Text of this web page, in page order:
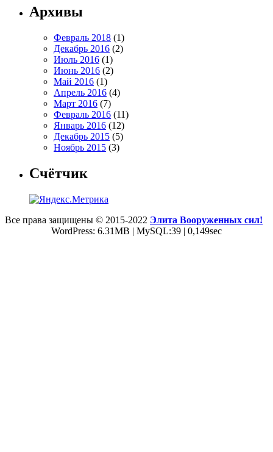
Архивы
Февраль 2018 (1)
Декабрь 2016 (2)
Июль 2016 (1)
Июнь 2016 (2)
Май 2016 (1)
Апрель 2016 (4)
Март 2016 (7)
Февраль 2016 (11)
Январь 2016 (12)
Декабрь 2015 (5)
Ноябрь 2015 (3)
Счётчик
Все права защищены © 2015-2022 Элита Вооруженных сил!
WordPress: 6.31MB | MySQL:39 | 0,149sec